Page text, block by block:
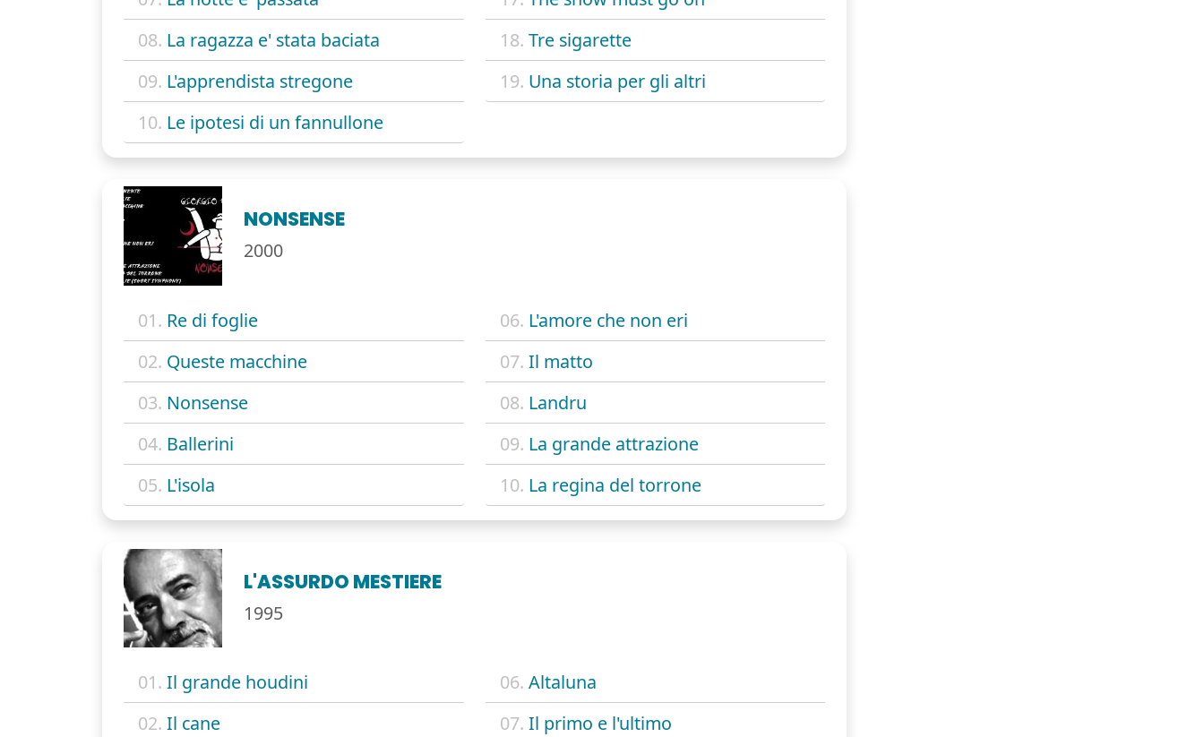
08. La ragazza e' stata baciata
09. L'apprendista stregone
10. Le ipotesi di un fannullone
18. Tre sigarette
19. Una storia per gli altri
NONSENSE
2000
01. Re di foglie
02. Queste macchine
03. Nonsense
04. Ballerini
05. L'isola
06. L'amore che non eri
07. Il matto
08. Landru
09. La grande attrazione
10. La regina del torrone
L'ASSURDO MESTIERE
1995
01. Il grande houdini
02. Il cane
06. Altaluna
07. Il primo e l'ultimo